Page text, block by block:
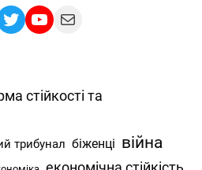
TwitterYouTube
Mail
стійкості та
трибунал біженці війна